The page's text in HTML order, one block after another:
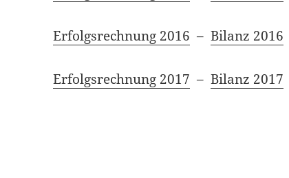
Erfolgsrechnung 2016 –Bilanz 2016
Erfolgsrechnung 2017 –Bilanz 2017